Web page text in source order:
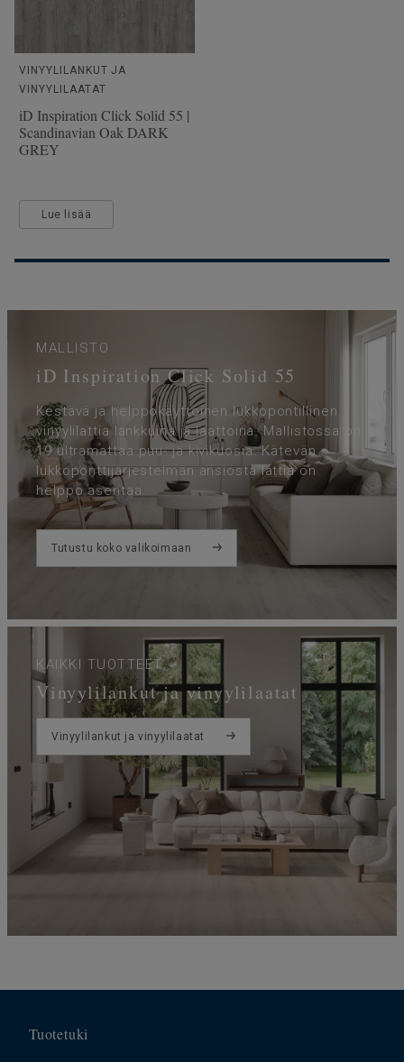
VINYYLILANKUT JA
VINYYLILAATAT
iD Inspiration Click Solid 55 |
Scandinavian Oak DARK
GREY
Lue lisää
MALLISTO
iD Inspiration Click Solid 55
Kestävä ja helppokäyttöinen lukkopontillinen
vinyylilattia lankkuina ja laattoina. Mallistossa on
19 ultramattaa puu- ja kivikuosia. Kätevän
lukkoponttijärjestelmän ansiosta lattia on
helppo asentaa.
Tutustu koko valikoimaan
KAIKKI TUOTTEET
Vinyylilankut ja vinyylilaatat
Vinyylilankut ja vinyylilaatat
Tuotetuki